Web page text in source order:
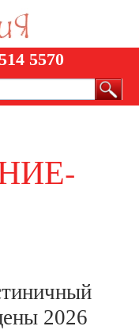
514 5570
2026